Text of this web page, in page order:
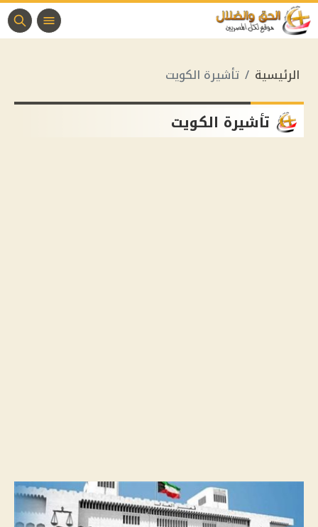
الرئيسية تأشيرة الكويت
تأشيرة الكويت